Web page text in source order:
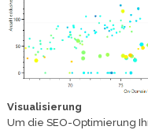
Visualisierung
Um die SEO-Optimierung